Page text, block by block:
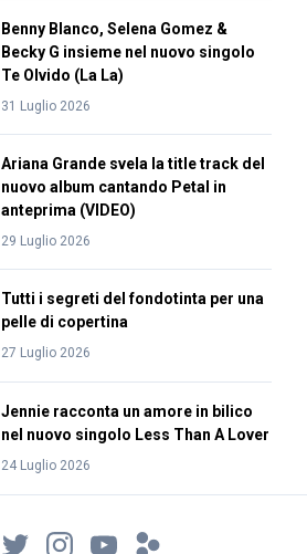
Benny Blanco, Selena Gomez &
Becky G insieme nel nuovo singolo
Te Olvido (La La)
31 Luglio 2026
Ariana Grande svela la title track del
nuovo album cantando Petal in
anteprima (VIDEO)
29 Luglio 2026
Tutti i segreti del fondotinta per una
pelle di copertina
27 Luglio 2026
Jennie racconta un amore in bilico
nel nuovo singolo Less Than A Lover
24 Luglio 2026